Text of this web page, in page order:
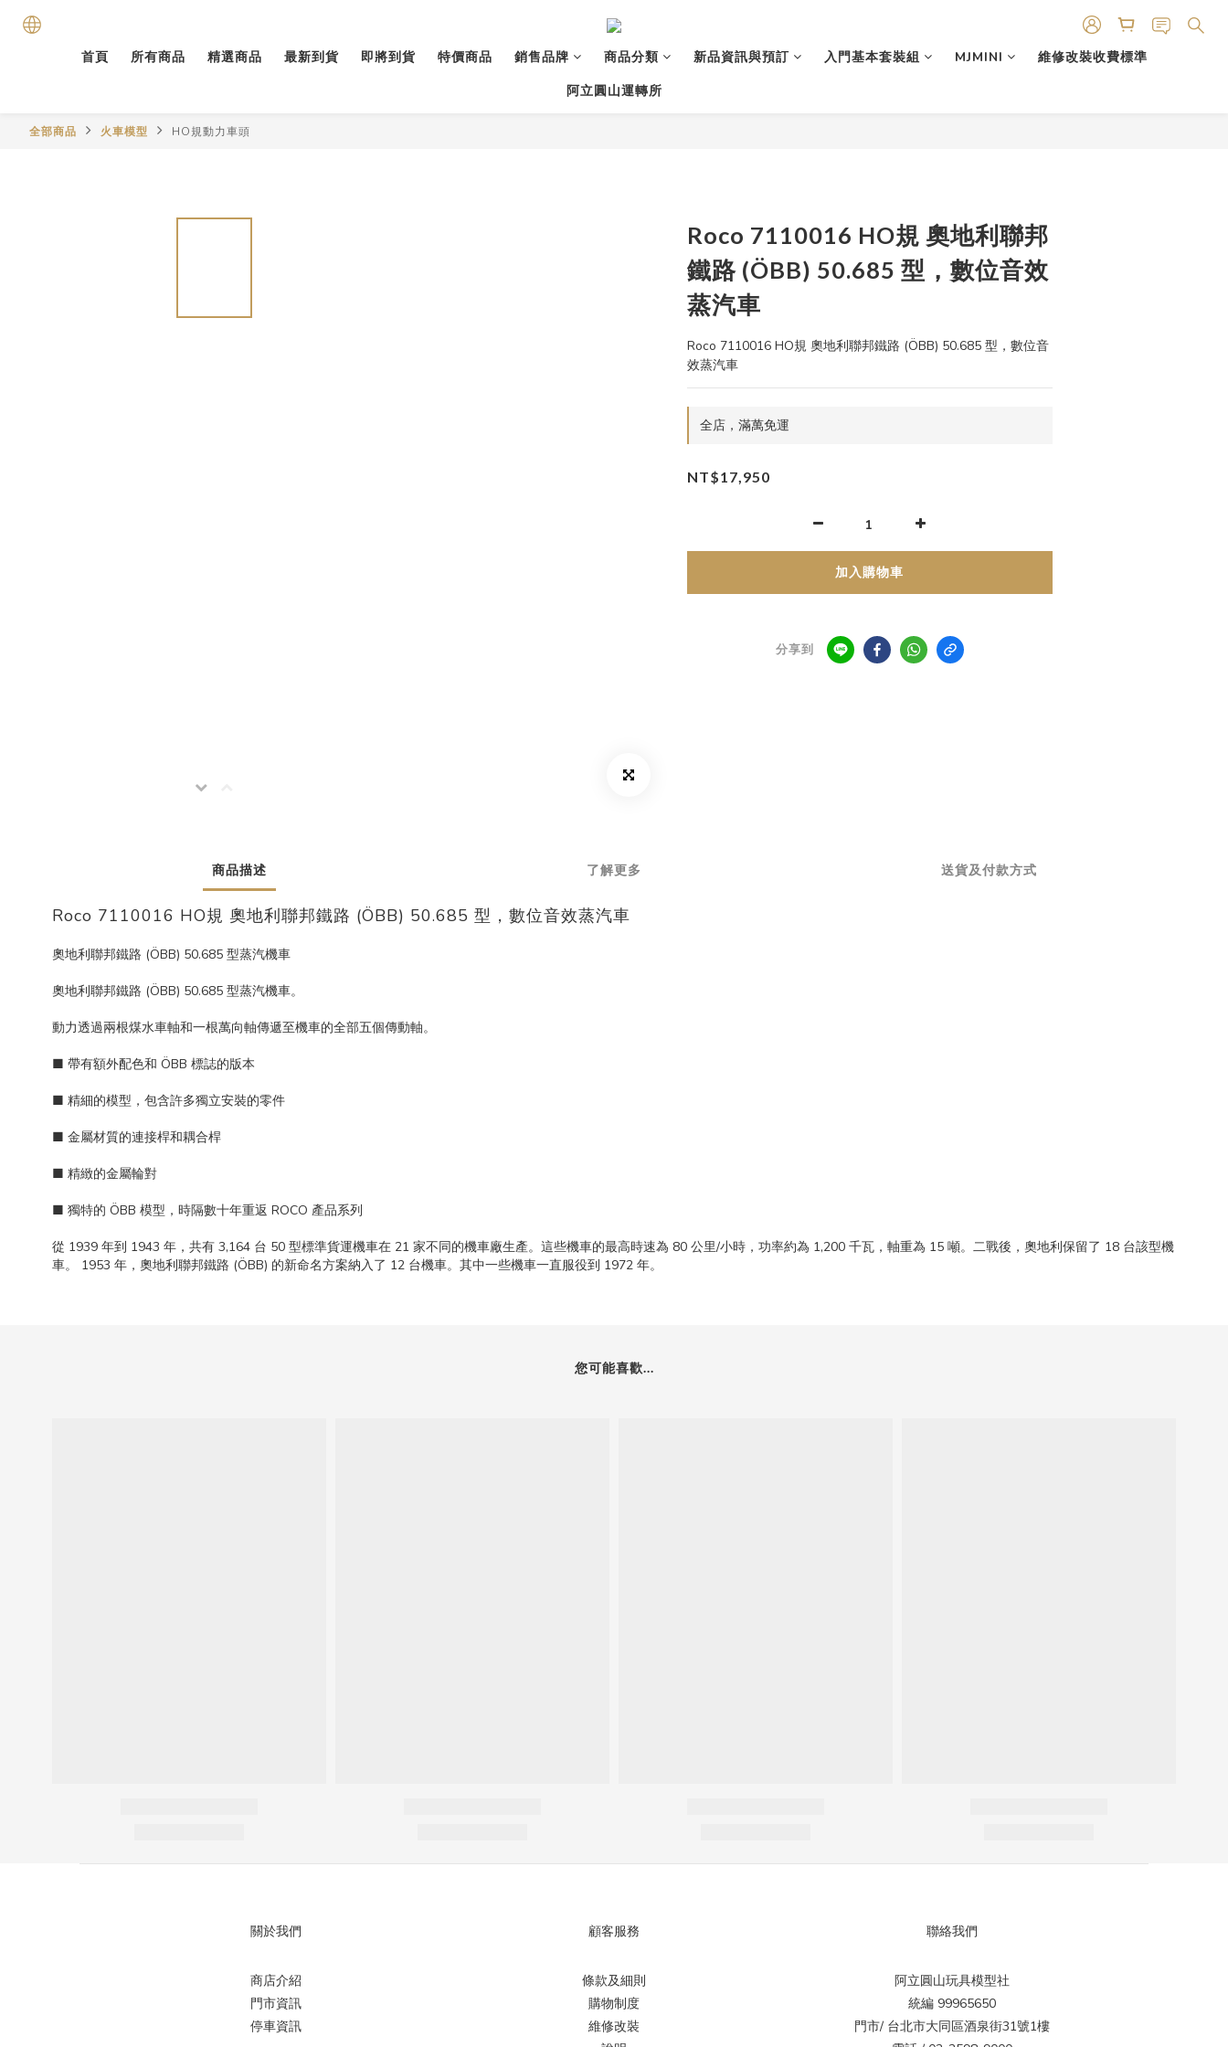
首頁 所有商品 精選商品 最新到貨 即將到貨 特價商品 銷售品牌 商品分類 新品資訊與預訂 入門基本套裝組 MJMINI
維修改裝收費標準
阿立圓山運轉所
全部商品 火車模型 HO規動力車頭
Roco 7110016 HO規 奧地利聯邦
鐵路 (ÖBB) 50.685 型，數位音效
蒸汽車
Roco 7110016 HO規 奧地利聯邦鐵路 (ÖBB) 50.685 型，數位音
效蒸汽車
全店，滿萬免運
NT$17,950
加入購物車
分享到
商品描述 了解更多 送貨及付款方式
Roco 7110016 HO規 奧地利聯邦鐵路 (ÖBB) 50.685 型，數位音效蒸汽車
奧地利聯邦鐵路 (ÖBB) 50.685 型蒸汽機車
奧地利聯邦鐵路 (ÖBB) 50.685 型蒸汽機車。
動力透過兩根煤水車軸和一根萬向軸傳遞至機車的全部五個傳動軸。
■ 帶有額外配色和 ÖBB 標誌的版本
■ 精細的模型，包含許多獨立安裝的零件
■ 金屬材質的連接桿和耦合桿
■ 精緻的金屬輪對
■ 獨特的 ÖBB 模型，時隔數十年重返 ROCO 產品系列
從 1939 年到 1943 年，共有 3,164 台 50 型標準貨運機車在 21 家不同的機車廠生產。這些機車的最高時速為 80 公里/小時，功率約為 1,200 千瓦，軸重為 15 噸。二戰後，奧地利保留了 18 台該型機
車。 1953 年，奧地利聯邦鐵路 (ÖBB) 的新命名方案納入了 12 台機車。其中一些機車一直服役到 1972 年。
您可能喜歡...
關於我們
商店介紹
門市資訊
停車資訊
顧客服務
條款及細則
購物制度
維修改裝
聯絡我們
阿立圓山玩具模型社
統編 99965650
門市/ 台北市大同區酒泉街31號1樓